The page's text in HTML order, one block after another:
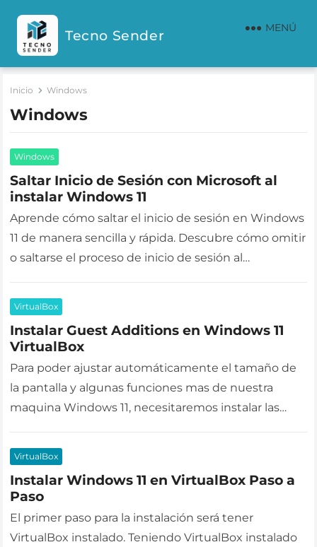
Tecno Sender MENÚ
Inicio Windows
Windows
Windows
Saltar Inicio de Sesión con Microsoft al
instalar Windows 11
Aprende cómo saltar el inicio de sesión en Windows
11 de manera sencilla y rápida. Descubre cómo omitir
o saltarse el proceso de inicio de sesión al…
VirtualBox
Instalar Guest Additions en Windows 11
VirtualBox
Para poder ajustar automáticamente el tamaño de
la pantalla y algunas funciones mas de nuestra
maquina Windows 11, necesitaremos instalar las
VirtualBox
Instalar Windows 11 en VirtualBox Paso a
Paso
El primer paso para la instalación será tener
VirtualBox instalado. Teniendo VirtualBox instalado